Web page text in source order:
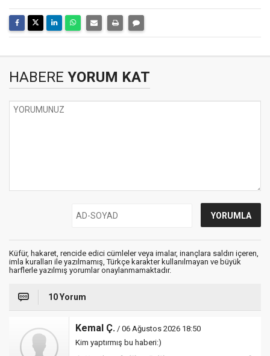
HABERE YORUM KAT
Küfür, hakaret, rencide edici cümleler veya imalar, inançlara saldırı içeren,
imla kuralları ile yazılmamış, Türkçe karakter kullanılmayan ve büyük
harflerle yazılmış yorumlar onaylanmamaktadır.
10 Yorum
Kemal Ç. / 06 Ağustos 2026 18:50
Kim yaptırmış bu haberi:)